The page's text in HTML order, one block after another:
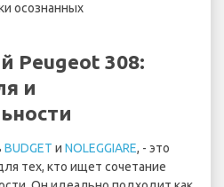
осознанных
Peugeot 308:
и
BUDGET и NOLEGGIARE, - это
тех, кто ищет сочетание